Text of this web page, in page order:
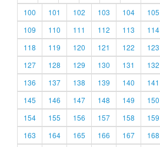
100
101 102 103 104 105
109
110 111 112 113 114
118
119 120 121 122 123
127
128 129 130 131 132
136
137 138 139 140 141
145
146 147 148 149 150
154
155 156 157 158 159
163
164 165 166 167 168